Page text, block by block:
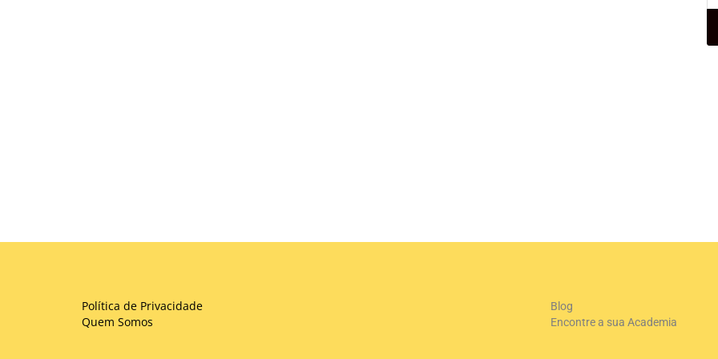
Política de Privacidade
Quem Somos
Blog
Encontre a sua Academia